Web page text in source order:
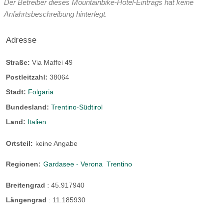
Der Betreiber dieses Mountainbike-Hotel-Eintrags hat keine
Anfahrtsbeschreibung hinterlegt.
Adresse
Straße: Via Maffei 49
Postleitzahl: 38064
Stadt: Folgaria
Bundesland: Trentino-Südtirol
Land: Italien
Ortsteil: keine Angabe
Regionen: Gardasee - Verona Trentino
Breitengrad : 45.917940
Längengrad : 11.185930